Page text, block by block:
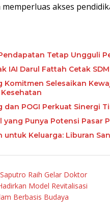
memperluas akses
Tetap Ungguli
IAI Darul Fattah Cetak
Komitmen Selesaikan
dan POGI Perkuat Sinergi
yang Punya Potensi Pasar
untuk Keluarga: Liburan
Raih Gelar Doktor
Model Revitalisasi
Berbasis Budaya